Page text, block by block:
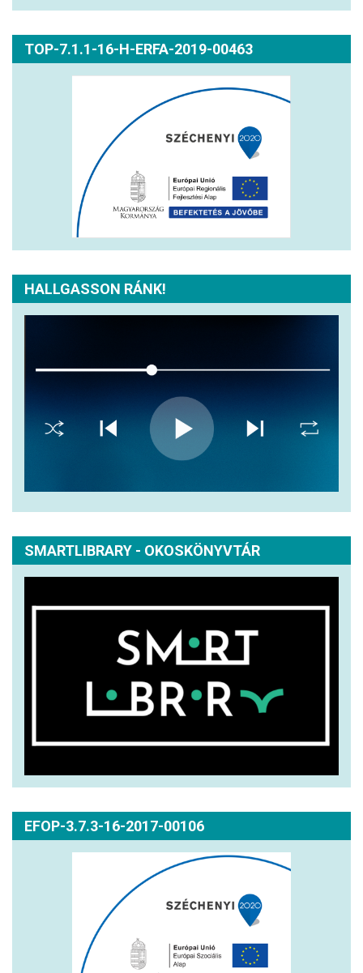
TOP-7.1.1-16-H-ERFA-2019-00463
HALLGASSON RÁNK!
SMARTLIBRARY - OKOSKÖNYVTÁR
EFOP-3.7.3-16-2017-00106